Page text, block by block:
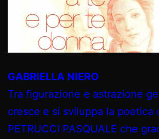
GABRIELLA NIERO
Tra figurazione e astrazione
cresce e si sviluppa la poetica
PETRUCCI PASQUALE che